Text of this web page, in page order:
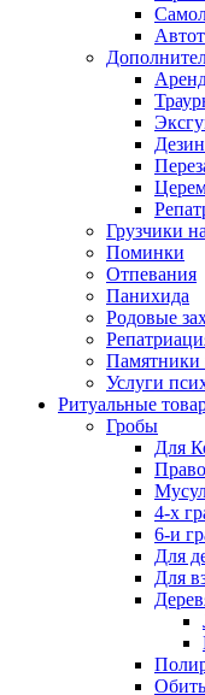
Грузчики
Поминки
Отпевания
Панихида
Родовые
Памятники
Услуги
Ритуальные
Гробы
Для
4-х
6-и
Для
Для